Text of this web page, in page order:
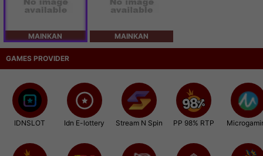
MAINKAN MAINKAN
GAMES PROVIDER
IDNSLOT Idn E-lottery Stream N Spin PP 98% RTP